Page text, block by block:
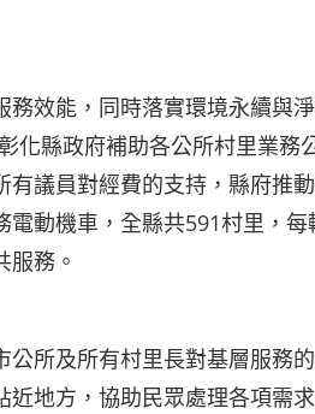
務效能，同時落實環境永續與
化縣政府補助各公所村里業務
議員對經費的支持，縣府推
動機車，全縣共591村里，
務。
所及所有村里長對基層服務
地方，協助民眾處理各項需